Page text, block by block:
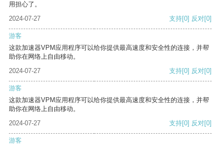
用担心了。
2024-07-27
支持[0] 反对[0]
游客
这款加速器VPM应用程序可以给你提供最高速度和安全性的连接，并帮
助你在网络上自由移动。
2024-07-27
支持[0] 反对[0]
游客
这款加速器VPM应用程序可以给你提供最高速度和安全性的连接，并帮
助你在网络上自由移动。
2024-07-27
支持[0] 反对[0]
游客